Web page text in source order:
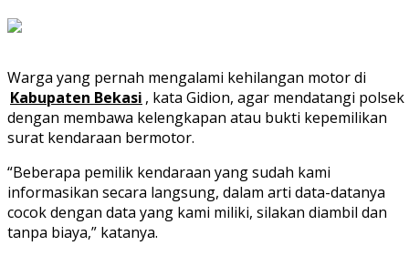
Warga yang pernah mengalami kehilangan motor di
Kabupaten Bekasi , kata Gidion, agar mendatangi polsek
dengan membawa kelengkapan atau bukti kepemilikan
surat kendaraan bermotor.
“Beberapa pemilik kendaraan yang sudah kami
informasikan secara langsung, dalam arti data-datanya
cocok dengan data yang kami miliki, silakan diambil dan
tanpa biaya,” katanya.